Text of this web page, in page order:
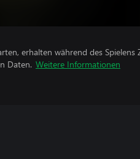
erhalten während des
Daten. Weitere Informationen